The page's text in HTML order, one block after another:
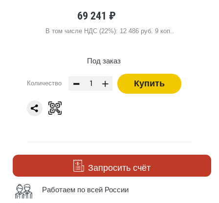
69 241 ₽
В том числе НДС (22%): 12 486 руб. 9 коп..
Под заказ
Количество - + Купить
Запросить счёт
Работаем по всей России